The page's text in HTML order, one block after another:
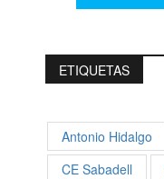
ETIQUETAS
Antonio Hidalgo
CE Sabadell